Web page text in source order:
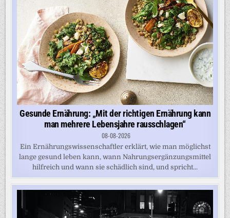
Gesunde Ernährung: „Mit der richtigen Ernährung kann
man mehrere Lebensjahre rausschlagen“
08-08-2026
Ein Ernährungswissenschaftler erklärt, wie man möglichst
lange gesund leben kann, wann Nahrungsergänzungsmittel
hilfreich und wann sie schädlich sind, und spricht...